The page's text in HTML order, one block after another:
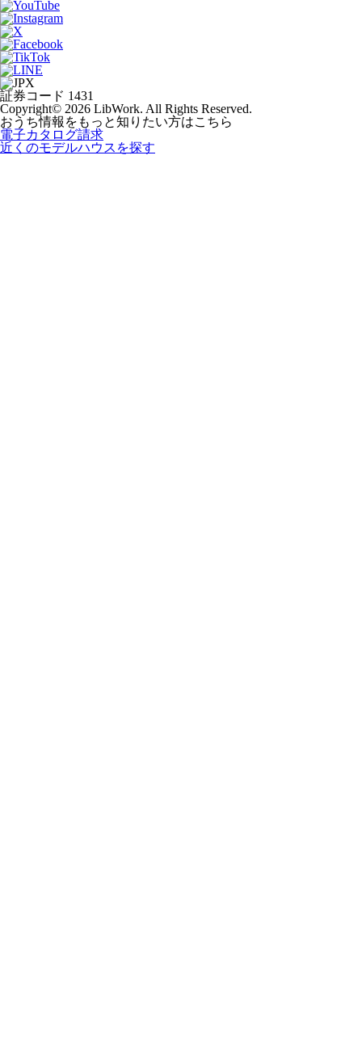
証券コード 1431
Copyright© 2026 LibWork. All Rights Reserved.
おうち情報をもっと知りたい方はこちら
電子カタログ請求
近くのモデルハウスを探す